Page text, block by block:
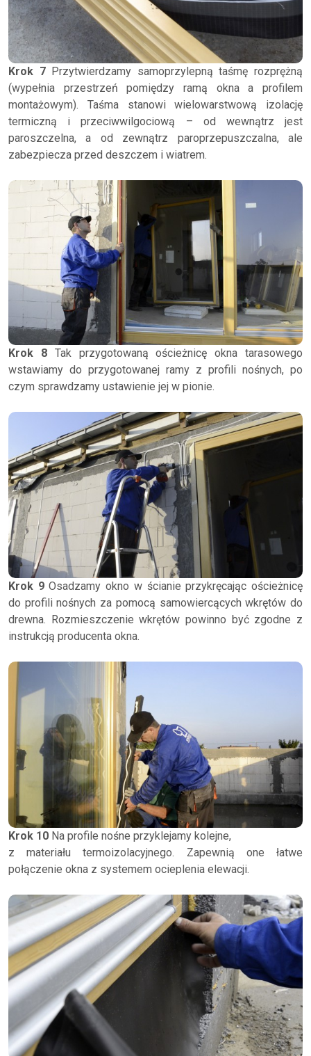
Krok 7Przytwierdzamy samoprzylepną taśmę rozprężną
(wypełnia przestrzeń pomiędzy ramą okna a profilem
montażowym). Taśma stanowi wielowarstwową izolację
termiczną i przeciwwilgociową – od wewnątrz jest
paroszczelna, a od zewnątrz paroprzepuszczalna, ale
zabezpiecza przed deszczem i wiatrem.
Krok 8Tak przygotowaną ościeżnicę okna tarasowego
wstawiamy do przygotowanej ramy z profili nośnych, po
czym sprawdzamy ustawienie jej w pionie.
Krok 9Osadzamy okno w ścianie przykręcając ościeżnicę
do profili nośnych za pomocą samowiercących wkrętów do
drewna. Rozmieszczenie wkrętów powinno być zgodne z
instrukcją producenta okna.
Krok 10 Na profile nośne przyklejamy kolejne,
z materiału termoizolacyjnego. Zapewnią one łatwe
połączenie okna z systemem ocieplenia elewacji.